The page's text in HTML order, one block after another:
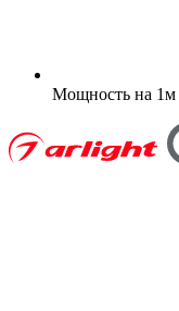
Мощность на 1м